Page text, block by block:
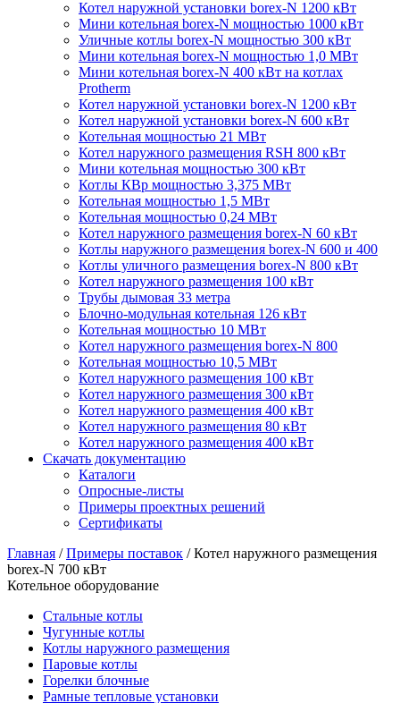
Котел наружной установки borex-N 1200 кВт
Мини котельная borex-N мощностью 1000 кВт
Уличные котлы borex-N мощностью 300 кВт
Мини котельная borex-N мощностью 1,0 МВт
Мини котельная borex-N 400 кВт на котлах
Protherm
Котел наружной установки borex-N 1200 кВт
Котел наружной установки borex-N 600 кВт
Котельная мощностью 21 МВт
Котел наружного размещения RSH 800 кВт
Мини котельная мощностью 300 кВт
Котлы КВр мощностью 3,375 МВт
Котельная мощностью 1,5 МВт
Котельная мощностью 0,24 МВт
Котел наружного размещения borex-N 60 кВт
Котлы наружного размещения borex-N 600 и 400
Котлы уличного размещения borex-N 800 кВт
Котел наружного размещения 100 кВт
Трубы дымовая 33 метра
Блочно-модульная котельная 126 кВт
Котельная мощностью 10 МВт
Котел наружного размещения borex-N 800
Котельная мощностью 10,5 МВт
Котел наружного размещения 100 кВт
Котел наружного размещения 300 кВт
Котел наружного размещения 400 кВт
Котел наружного размещения 80 кВт
Котел наружного размещения 400 кВт
Скачать документацию
Каталоги
Опросные-листы
Примеры проектных решений
Сертификаты
Главная /Примеры поставок /Котел наружного размещения
borex-N 700 кВт
Котельное оборудование
Стальные котлы
Чугунные котлы
Котлы наружного размещения
Паровые котлы
Горелки блочные
Рамные тепловые установки